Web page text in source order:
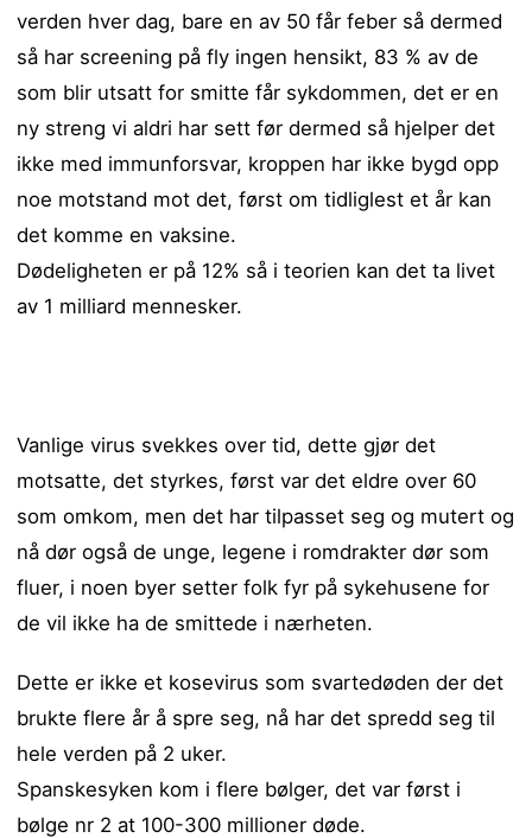
verden hver dag, bare en av 50 får feber så dermed
så har screening på fly ingen hensikt, 83 % av de
som blir utsatt for smitte får sykdommen, det er en
ny streng vi aldri har sett før dermed så hjelper det
ikke med immunforsvar, kroppen har ikke bygd opp
noe motstand mot det, først om tidliglest et år kan
det komme en vaksine.
Dødeligheten er på 12% så i teorien kan det ta livet
av 1 milliard mennesker.
Vanlige virus svekkes over tid, dette gjør det
motsatte, det styrkes, først var det eldre over 60
som omkom, men det har tilpasset seg og mutert og
nå dør også de unge, legene i romdrakter dør som
fluer, i noen byer setter folk fyr på sykehusene for
de vil ikke ha de smittede i nærheten.
Dette er ikke et kosevirus som svartedøden der det
brukte flere år å spre seg, nå har det spredd seg til
hele verden på 2 uker.
Spanskesyken kom i flere bølger, det var først i
bølge nr 2 at 100-300 millioner døde.